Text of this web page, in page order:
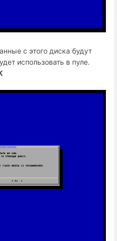
с этого диска будут
использовать в пуле.